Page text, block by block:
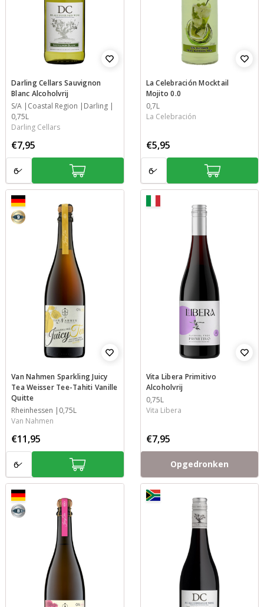
Darling Cellars Sauvignon
Blanc Alcoholvrij
Jaar
S/A
StreekCoastal Region
Streek Darling
Inhoud
0,75L
Darling Cellars
€7,95
La Celebración Mocktail
Mojito 0.0
Inhoud
0,7L
La Celebración
€5,95
9
Van Nahmen Sparkling Juicy
Tea Weisser Tee-Tahiti Vanille
Quitte
Streek
Rheinhessen
Inhoud
0,75L
Van Nahmen
€11,95
Vita Libera Primitivo
Alcoholvrij
Inhoud
0,75L
Vita Libera
€7,95
Opgedronken
8,5